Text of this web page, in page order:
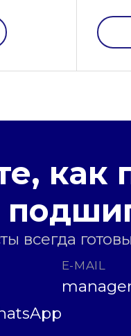
как
всегда
E-MAIL